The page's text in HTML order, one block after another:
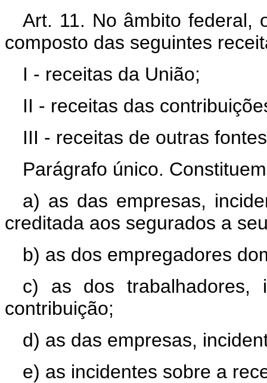
Art. 11. No âmbito federal,
composto das seguintes
I - receitas da União;
II - receitas das
III - receitas de outras
Parágrafo único.
a) as das empresas,
creditada aos segurados a
b) as dos empregadores
c) as dos trabalhadores,
contribuição;
d) as das empresas,
e) as incidentes sobre a